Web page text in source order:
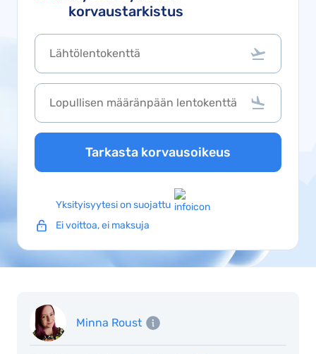
korvaustarkistus
Tarkasta korvausoikeus
Yksityisyytesi on suojattu
Ei voittoa, ei maksuja
Minna Roust